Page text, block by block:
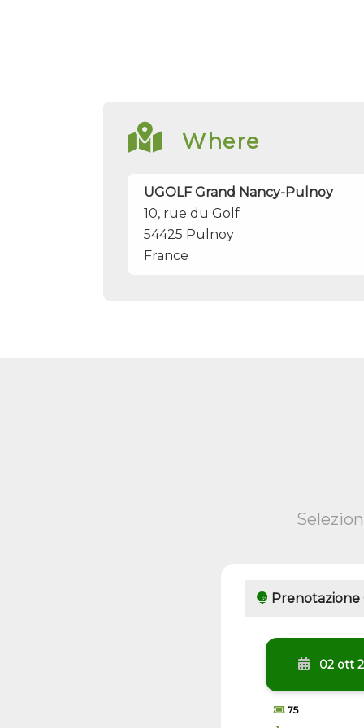
Where
UGOLF Grand Nancy-Pulnoy
10, rue du Golf
54425 Pulnoy
France
Prenotazione
02 ott
75